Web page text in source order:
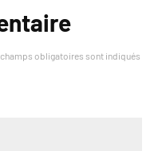
obligatoires sont indiqués